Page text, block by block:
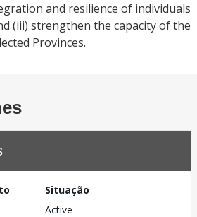
and resilience of individuals
(iii) strengthen the capacity of the
Provinces.
Situação
Active